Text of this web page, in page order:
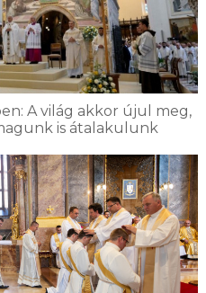
A világ akkor újul meg,
is átalakulunk